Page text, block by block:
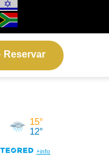
Reservar